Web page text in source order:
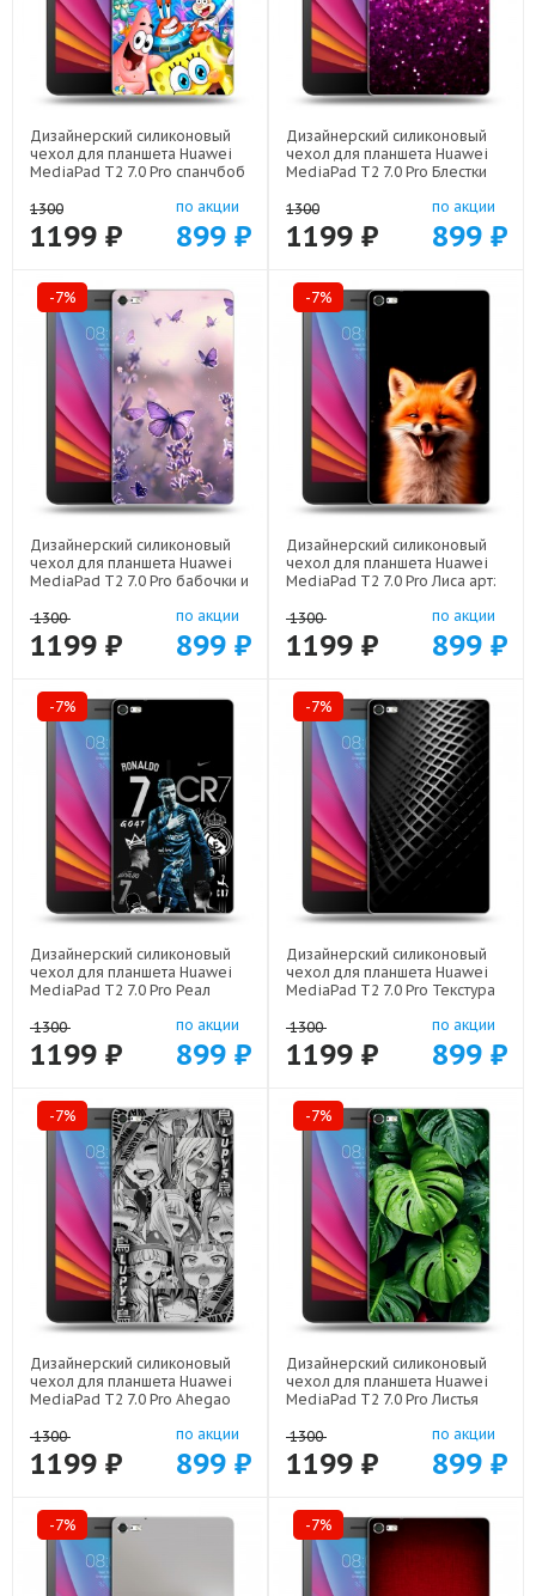
Дизайнерский силиконовый
чехол для планшета Huawei
MediaPad T2 7.0 Pro спанчбоб
1300
1199 ₽
по акции
899 ₽
Дизайнерский силиконовый
чехол для планшета Huawei
MediaPad T2 7.0 Pro Блестки
1300
1199 ₽
по акции
899 ₽
-7%
Дизайнерский силиконовый
чехол для планшета Huawei
MediaPad T2 7.0 Pro бабочки и
1300
1199 ₽
по акции
899 ₽
-7%
Дизайнерский силиконовый
чехол для планшета Huawei
MediaPad T2 7.0 Pro Лиса арт:
1300
1199 ₽
по акции
899 ₽
-7%
Дизайнерский силиконовый
чехол для планшета Huawei
MediaPad T2 7.0 Pro Реал
1300
1199 ₽
по акции
899 ₽
-7%
Дизайнерский силиконовый
чехол для планшета Huawei
MediaPad T2 7.0 Pro Текстура
1300
1199 ₽
по акции
899 ₽
-7%
Дизайнерский силиконовый
чехол для планшета Huawei
MediaPad T2 7.0 Pro Ahegao
1300
1199 ₽
по акции
899 ₽
-7%
Дизайнерский силиконовый
чехол для планшета Huawei
MediaPad T2 7.0 Pro Листья
1300
1199 ₽
по акции
899 ₽
-7% -7%